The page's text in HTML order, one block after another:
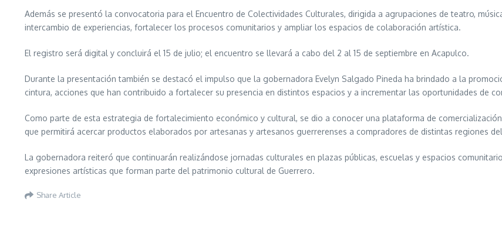
Además se presentó la convocatoria para el Encuentro de Colectividades Culturales, dirigida a agrupaciones de teatro,
intercambio de experiencias, fortalecer los procesos comunitarios y ampliar los espacios de colaboración artística.
El registro será digital y concluirá el 15 de julio; el encuentro se llevará a cabo del 2 al 15 de septiembre en Acapulco.
Durante la presentación también se destacó el impulso que la gobernadora Evelyn Salgado Pineda ha brindado a la
cintura, acciones que han contribuido a fortalecer su presencia en distintos espacios y a incrementar las oportunidades de
Como parte de esta estrategia de fortalecimiento económico y cultural, se dio a conocer una plataforma de
que permitirá acercar productos elaborados por artesanas y artesanos guerrerenses a compradores de distintas regiones
La gobernadora reiteró que continuarán realizándose jornadas culturales en plazas públicas, escuelas y espacios
expresiones artísticas que forman parte del patrimonio cultural de Guerrero.
Share Article